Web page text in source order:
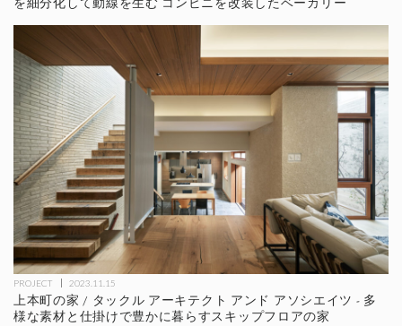
PROJECT 2023.11.15
上本町の家 / タックル アーキテクト アンド アソシエイツ - 多
様な素材と仕掛けで豊かに暮らすスキップフロアの家